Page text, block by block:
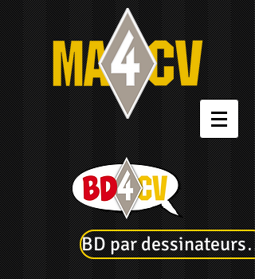
BD par dessinateurs…